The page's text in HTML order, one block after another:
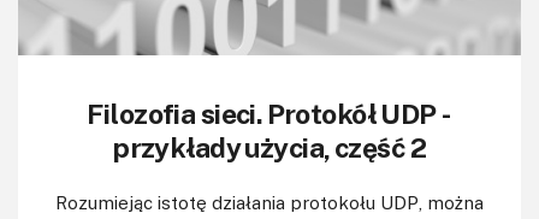
Filozofia sieci. Protokół UDP -
przykłady użycia, część 2
Rozumiejąc istotę działania protokołu UDP, można